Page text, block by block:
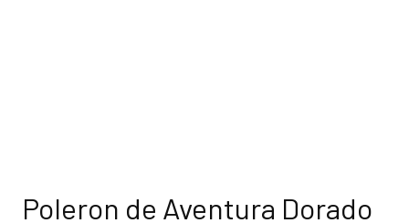
Poleron de Aventura Dorado